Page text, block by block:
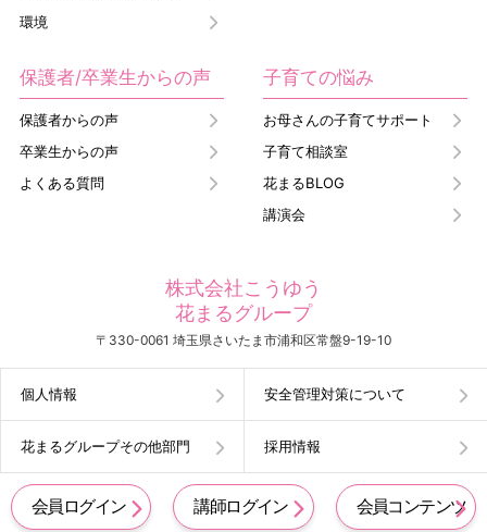
環境
保護者/卒業生からの声
保護者からの声
卒業生からの声
よくある質問
子育ての悩み
お母さんの子育てサポート
子育て相談室
花まるBLOG
講演会
株式会社こうゆう
花まるグループ
〒330-0061 埼玉県さいたま市浦和区常盤9-19-10
個人情報 安全管理対策について
花まるグループその他部門 採用情報
会員ログイン 講師ログイン 会員コンテンツ